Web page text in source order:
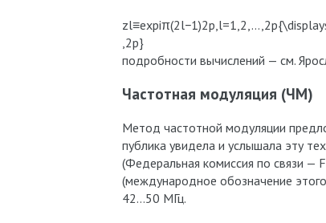
,2p}
подробности вычислений — см.
Частотная модуляция (ЧМ)
Метод частотной модуляции
публика увидела и услышала эту
(Федеральная комиссия по связи
(международное обозначение
42…50 МГц.